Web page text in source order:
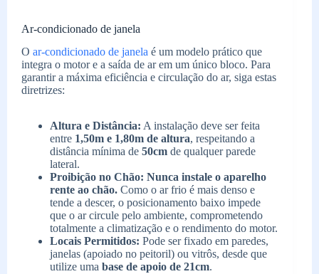
Ar-condicionado de janela
O ar-condicionado de janela é um modelo prático que
integra o motor e a saída de ar em um único bloco. Para
garantir a máxima eficiência e circulação do ar, siga estas
diretrizes:
Altura e Distância: A instalação deve ser feita
entre 1,50m e 1,80m de altura, respeitando a
distância mínima de 50cm de qualquer parede
lateral.
Proibição no Chão: Nunca instale o aparelho
rente ao chão. Como o ar frio é mais denso e
tende a descer, o posicionamento baixo impede
que o ar circule pelo ambiente, comprometendo
totalmente a climatização e o rendimento do motor.
Locais Permitidos: Pode ser fixado em paredes,
janelas (apoiado no peitoril) ou vitrôs, desde que
utilize uma base de apoio de 21cm.